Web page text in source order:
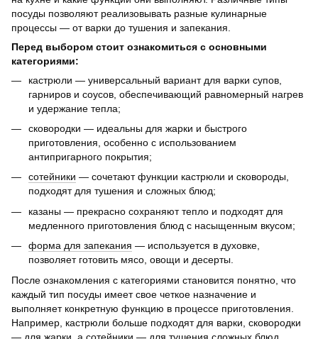
посуды позволяют реализовывать разные кулинарные
процессы — от варки до тушения и запекания.
Перед выбором стоит ознакомиться с основными
категориями:
кастрюли — универсальный вариант для варки супов,
гарниров и соусов, обеспечивающий равномерный нагрев
и удержание тепла;
сковородки — идеальны для жарки и быстрого
приготовления, особенно с использованием
антипригарного покрытия;
сотейники — сочетают функции кастрюли и сковороды,
подходят для тушения и сложных блюд;
казаны — прекрасно сохраняют тепло и подходят для
медленного приготовления блюд с насыщенным вкусом;
форма для запекания — используется в духовке,
позволяет готовить мясо, овощи и десерты.
После ознакомления с категориями становится понятно, что
каждый тип посуды имеет свое четкое назначение и
выполняет конкретную функцию в процессе приготовления.
Например, кастрюли больше подходят для варки, сковородки
— для жарки, а сотейники — для тушения сложных блюд.